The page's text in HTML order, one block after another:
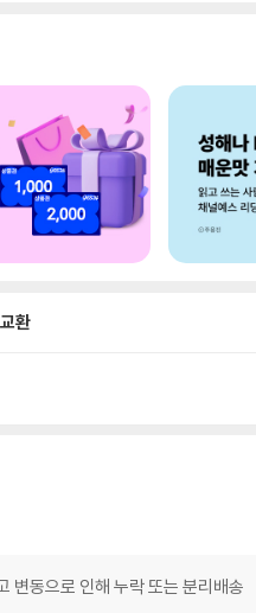
환
변동으로 인해 누락 또는 분리배송